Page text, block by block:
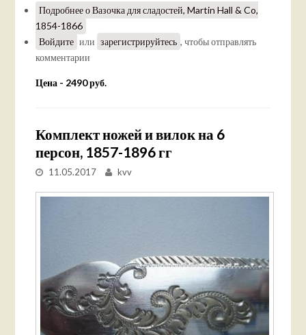
Подробнеео Вазочка для сладостей, Martin Hall & Co,
1854-1866
Войдите или зарегистрируйтесь , чтобы отправлять
комментарии
Цена - 2490 руб.
Комплект ножей и вилок на 6
персон, 1857-1896 гг
11.05.2017 kvv